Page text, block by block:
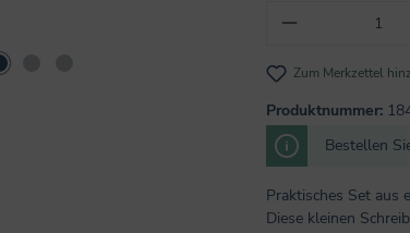
Produkt
Zum Merkzettel
Produktnummer:
Bestellen
Praktisches Set aus
Diese kleinen